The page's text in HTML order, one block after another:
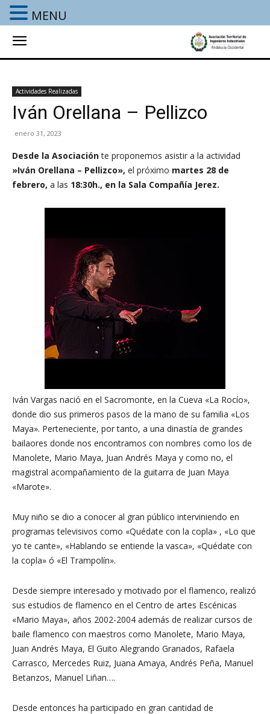
Actividades Realizadas
Iván Orellana – Pellizco
enero 31, 2023
Desde la Asociaciónte proponemos asistir a la actividad
»Iván Orellana – Pellizco», el próximo martes 28 de
febrero, a las 18:30h., en la Sala Compañía Jerez.
Iván Vargas nació en el Sacromonte, en la Cueva «La Rocío»,
donde dio sus primeros pasos de la mano de su familia «Los
Maya». Perteneciente, por tanto, a una dinastía de grandes
bailaores donde nos encontramos con nombres como los de
Manolete, Mario Maya, Juan Andrés Maya y como no, el
magistral acompañamiento de la guitarra de Juan Maya
«Marote».
Muy niño se dio a conocer al gran público interviniendo en
programas televisivos como «Quédate con la copla» , «Lo que
yo te cante», «Hablando se entiende la vasca», «Quédate con
la copla» ó «El Trampolín».
Desde siempre interesado y motivado por el flamenco, realizó
sus estudios de flamenco en el Centro de artes Escénicas
«Mario Maya», años 2002-2004 además de realizar cursos de
baile flamenco con maestros como Manolete, Mario Maya,
Juan Andrés Maya, El Guito Alegrando Granados, Rafaela
Carrasco, Mercedes Ruiz, Juana Amaya, Andrés Peña, Manuel
Betanzos, Manuel Liñan….
Desde entonces ha participado en gran cantidad de
MENU